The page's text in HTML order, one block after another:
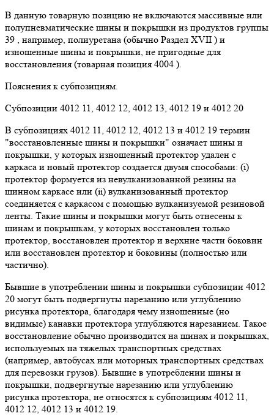
В данную товарную позицию не включаются массивные или
полупневматические шины и покрышки из продуктов группы
39 , например, полиуретана (обычно Раздел XVII ) и
изношенные шины и покрышки, не пригодные для
восстановления (товарная позиция 4004 ).
Пояснения к субпозициям.
Субпозиции 4012 11, 4012 12, 4012 13, 4012 19 и 4012 20
В субпозициях 4012 11, 4012 12, 4012 13 и 4012 19 термин
"восстановленные шины и покрышки" означает шины и
покрышки, у которых изношенный протектор удален с
каркаса и новый протектор создается двумя способами: (i)
протектор формуется из невулканизованной резины на
шинном каркасе или (ii) вулканизованный протектор
соединяется с каркасом с помощью вулканизуемой резиновой
ленты. Такие шины и покрышки могут быть отнесены к
шинам и покрышкам, у которых восстановлен только
протектор, восстановлен протектор и верхние части боковин
или восстановлен протектор и боковины (полностью или
частично).
Бывшие в употреблении шины и покрышки субпозиции 4012
20 могут быть подвергнуты нарезанию или углублению
рисунка протектора, благодаря чему изношенные (но
видимые) канавки протектора углубляются нарезанием. Такое
восстановление обычно производится на шинах и покрышках,
используемых на тяжелых транспортных средствах
(например, автобусах или моторных транспортных средствах
для перевозки грузов). Бывшие в употреблении шины и
покрышки, подвергнутые нарезанию или углублению
рисунка протектора, не относятся к субпозициям 4012 11,
4012 12, 4012 13 и 4012 19.